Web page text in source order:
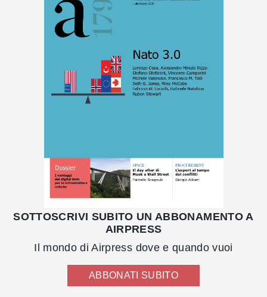
SOTTOSCRIVI SUBITO UN ABBONAMENTO A
AIRPRESS
Il mondo di Airpress dove e quando vuoi
ABBONATI SUBITO